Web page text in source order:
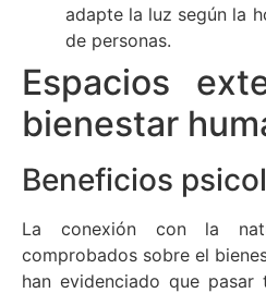
adapte la luz según la
de personas.
Espacios
bienestar
Beneficios
La conexión con la
comprobados sobre el
han evidenciado que pasar